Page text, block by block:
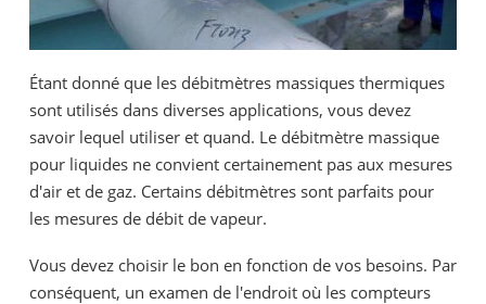
Étant donné que les débitmètres massiques thermiques
sont utilisés dans diverses applications, vous devez
savoir lequel utiliser et quand. Le débitmètre massique
pour liquides ne convient certainement pas aux mesures
d'air et de gaz. Certains débitmètres sont parfaits pour
les mesures de débit de vapeur.
Vous devez choisir le bon en fonction de vos besoins. Par
conséquent, un examen de l'endroit où les compteurs